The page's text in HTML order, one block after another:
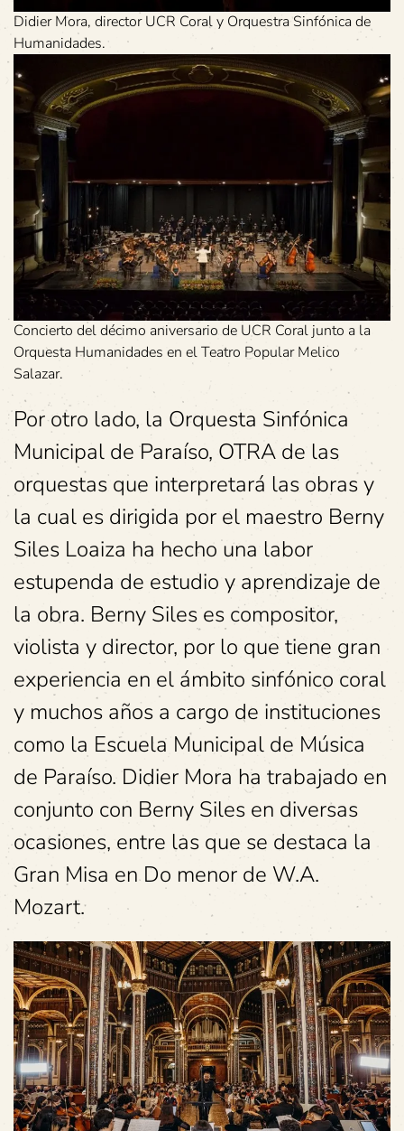
Didier Mora, director UCR Coral y Orquestra Sinfónica de
Humanidades.
Concierto del décimo aniversario de UCR Coral junto a la
Orquesta Humanidades en el Teatro Popular Melico
Salazar.
Por otro lado, la Orquesta Sinfónica
Municipal de Paraíso, OTRA de las
orquestas que interpretará las obras y
la cual es dirigida por el maestro Berny
Siles Loaiza ha hecho una labor
estupenda de estudio y aprendizaje de
la obra. Berny Siles es compositor,
violista y director, por lo que tiene gran
experiencia en el ámbito sinfónico coral
y muchos años a cargo de instituciones
como la Escuela Municipal de Música
de Paraíso. Didier Mora ha trabajado en
conjunto con Berny Siles en diversas
ocasiones, entre las que se destaca la
Gran Misa en Do menor de W.A.
Mozart.